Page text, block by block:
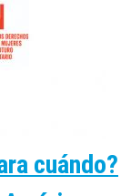
cuándo?